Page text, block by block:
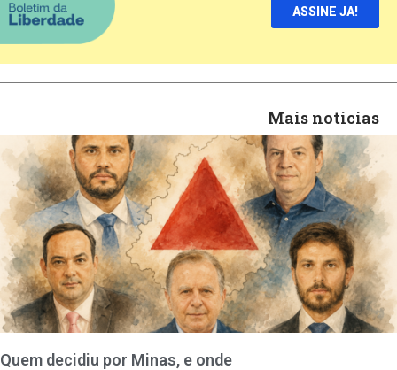
ASSINE JA!
Mais notícias
Quem decidiu por Minas, e onde